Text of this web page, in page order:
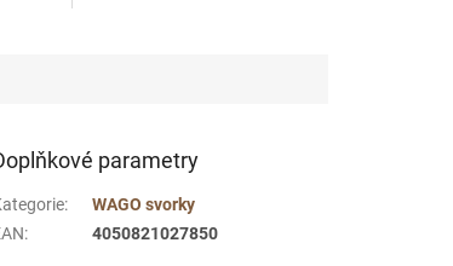
parametry
:
WAGO svorky
: 4050821027850